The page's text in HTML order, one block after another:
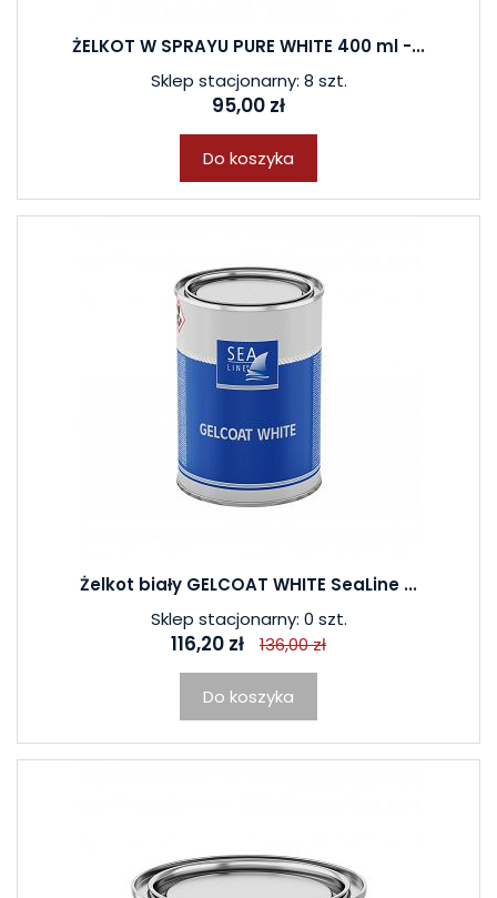
ŻELKOT W SPRAYU PURE WHITE 400 ml -...
Sklep stacjonarny: 8 szt.
95,00 zł
Do koszyka
Żelkot biały GELCOAT WHITE SeaLine ...
Sklep stacjonarny: 0 szt.
116,20 zł 136,00 zł
Do koszyka